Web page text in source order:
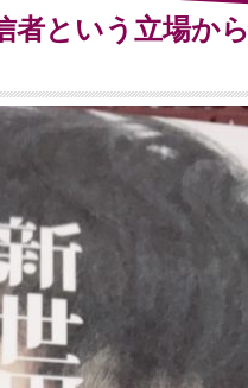
者という立場から